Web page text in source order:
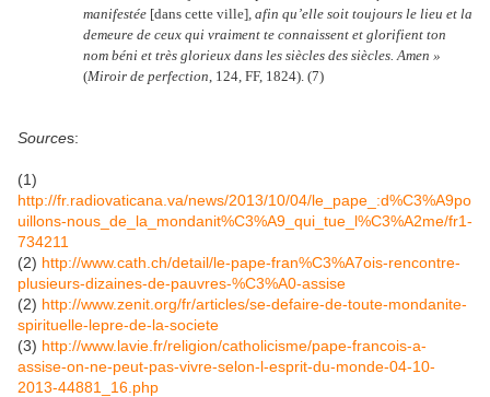
manifestée [dans cette ville] , afin qu’elle soit toujours le lieu et la
demeure de ceux qui vraiment te connaissent et glorifient ton
nom béni et très glorieux dans les siècles des siècles. Amen »
(Miroir de perfection , 124, FF, 1824). (7)
Sources:
(1)
http://fr.radiovaticana.va/news/2013/10/04/le_pape_:d%C3%A9po
uillons-nous_de_la_mondanit%C3%A9_qui_tue_l%C3%A2me/fr1-
734211
(2) http://www.cath.ch/detail/le-pape-fran%C3%A7ois-rencontre-
plusieurs-dizaines-de-pauvres-%C3%A0-assise
(2) http://www.zenit.org/fr/articles/se-defaire-de-toute-mondanite-
spirituelle-lepre-de-la-societe
(3) http://www.lavie.fr/religion/catholicisme/pape-francois-a-
assise-on-ne-peut-pas-vivre-selon-l-esprit-du-monde-04-10-
2013-44881_16.php